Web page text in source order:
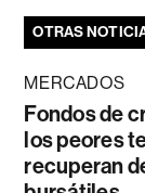
OTRAS
MERCADOS
Fondos de
los peores
recuperan